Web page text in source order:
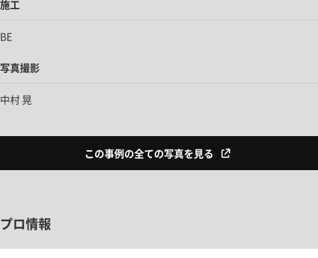
施工
BE
写真撮影
中村 晃
この事例の全ての写真を見る
プロ情報